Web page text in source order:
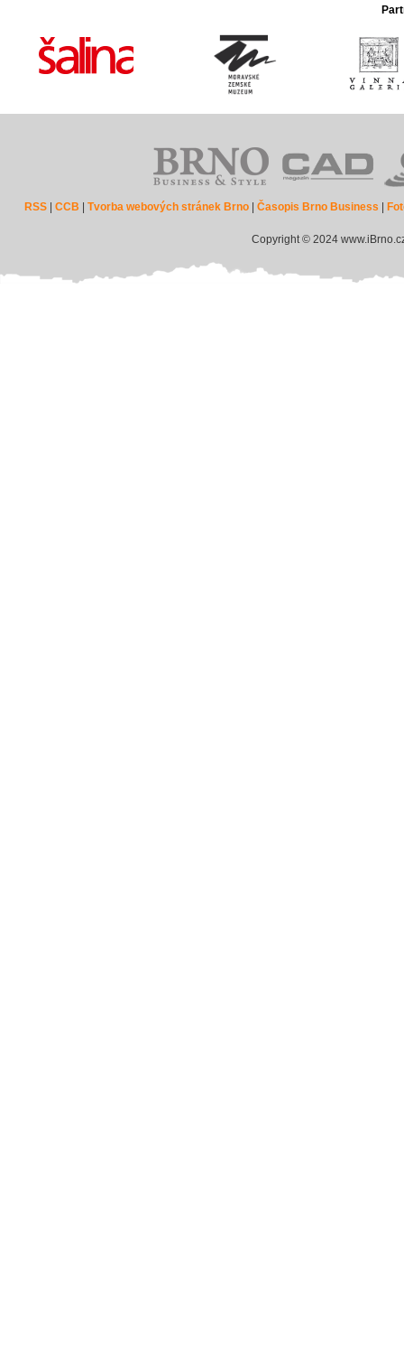
RSS |CCB |Tvorba webových stránek Brno |Časopis Brno Business
Copyright © 2024